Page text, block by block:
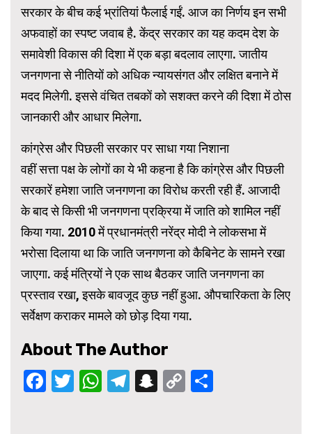
सरकार के बीच कई भ्रांतियां फैलाई गईं. आज का निर्णय इन सभी
अफवाहों का स्पष्ट जवाब है. केंद्र सरकार का यह कदम देश के
समावेशी विकास की दिशा में एक बड़ा बदलाव लाएगा. जातीय
जनगणना से नीतियों को अधिक न्यायसंगत और लक्षित बनाने में
मदद मिलेगी. इससे वंचित तबकों को सशक्त करने की दिशा में ठोस
जानकारी और आधार मिलेगा.
कांग्रेस और पिछली सरकार पर साधा गया निशाना
वहीं सत्ता पक्ष के लोगों का ये भी कहना है कि कांग्रेस और पिछली
सरकारें हमेशा जाति जनगणना का विरोध करती रही हैं. आजादी
के बाद से किसी भी जनगणना प्रक्रिया में जाति को शामिल नहीं
किया गया. 2010 में प्रधानमंत्री नरेंद्र मोदी ने लोकसभा में
भरोसा दिलाया था कि जाति जनगणना को कैबिनेट के सामने रखा
जाएगा. कई मंत्रियों ने एक साथ बैठकर जाति जनगणना का
प्रस्ताव रखा, इसके बावजूद कुछ नहीं हुआ. औपचारिकता के लिए
सर्वेक्षण कराकर मामले को छोड़ दिया गया.
About The Author
Facebook
Twitter
WhatsApp
Telegram
Snapchat
Copy